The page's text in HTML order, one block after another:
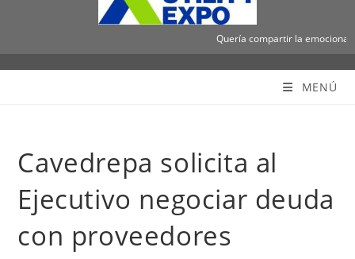
Quería compartir la
MENÚ
Cavedrepa solicita al
Ejecutivo negociar deuda
con proveedores